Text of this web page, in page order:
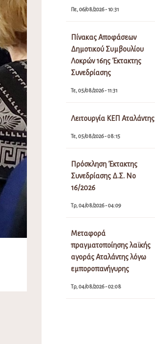
Πε, 06/08/2026 - 10:31
Πίνακας Αποφάσεων
Δημοτικού Συμβουλίου
Λοκρών 16ης Έκτακτης
Συνεδρίασης
Τε, 05/08/2026 - 11:31
Λειτουργία ΚΕΠ Αταλάντης
Τε, 05/08/2026 - 08:15
Πρόσκληση Έκτακτης
Συνεδρίασης Δ.Σ. Νο
16/2026
Τρ, 04/08/2026 - 04:09
Μεταφορά
πραγματοποίησης λαϊκής
αγοράς Αταλάντης λόγω
εμποροπανήγυρης
Τρ, 04/08/2026 - 02:08